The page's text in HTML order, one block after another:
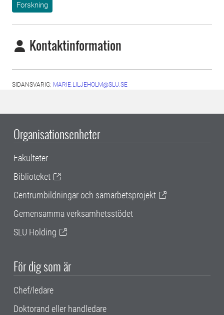
Forskning
Kontaktinformation
SIDANSVARIG: MARIE.LILJEHOLM@SLU.SE
Organisationsenheter
Fakulteter
Biblioteket
Centrumbildningar och samarbetsprojekt
Gemensamma verksamhetsstödet
SLU Holding
För dig som är
Chef/ledare
Doktorand eller handledare